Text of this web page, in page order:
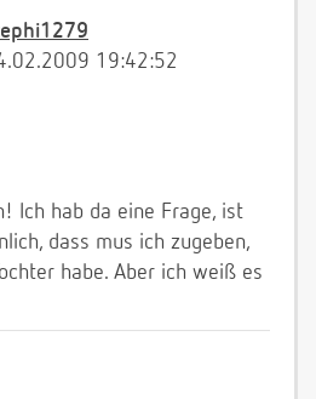
19:42:52
Ich hab da eine Frage, ist
dass mus ich zugeben,
habe. Aber ich weiß es